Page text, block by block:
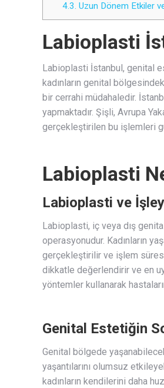
4.3. Uzun Dönem Etkiler
Labioplasti
Labioplasti İstanbul, genital
kadınların genital
bir cerrahi müdahaledir.
yapmaktadır. Şişli, Avrupa
gerçekleştirilen bu işlemleri
Labioplasti
Labioplasti ve
Labioplasti, iç veya dış
operasyonudur. Kadınların
gerçekleştirilir ve işlem
dikkatle değerlendirir ve en
yöntemler kullanarak
Genital Estetiğin
Genital bölgede
yaşantılarını olumsuz
kadınların kendilerini daha